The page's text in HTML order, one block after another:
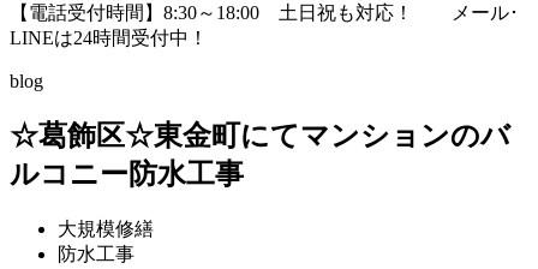
【電話受付時間】8:30～18:00 土日祝も対応！
メール･
LINEは24時間受付中！
blog
☆葛飾区☆東金町にてマンションのバ
ルコニー防水工事
大規模修繕
防水工事